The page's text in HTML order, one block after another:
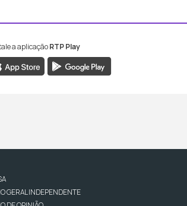
Antena 2
Antena 2
RTP Antena 2
Antena 2
a aplicaçãoRTP Play
GERAL INDEPENDENTE